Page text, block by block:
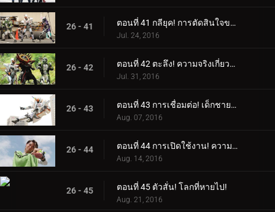
26 - 41 ตอนที่ 41 กลียุค! การตัดสินใจของหัวหน้า!
Jul. 24, 2016
26 - 42 ตอนที่ 42 ตะลึง! ความจริงเกี่ยวกับฤาษี!
Jul. 31, 2016
26 - 43 ตอนที่ 43 การเชื่อมต่อ! เด็กชายอัจฉริยะ!
Aug. 07, 2016
26 - 44 ตอนที่ 44 การเปิดใช้งาน! ความหวาดกลัวของเดเมีย!
Aug. 14, 2016
26 - 45 ตอนที่ 45 ตัวสั่น! โลกที่หายไป!
Aug. 21, 2016